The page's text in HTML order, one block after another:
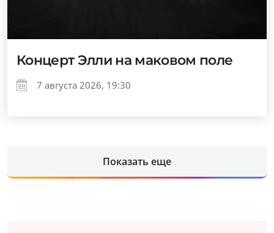
Концерт Элли на маковом поле
7 августа 2026, 19:30
Показать еще